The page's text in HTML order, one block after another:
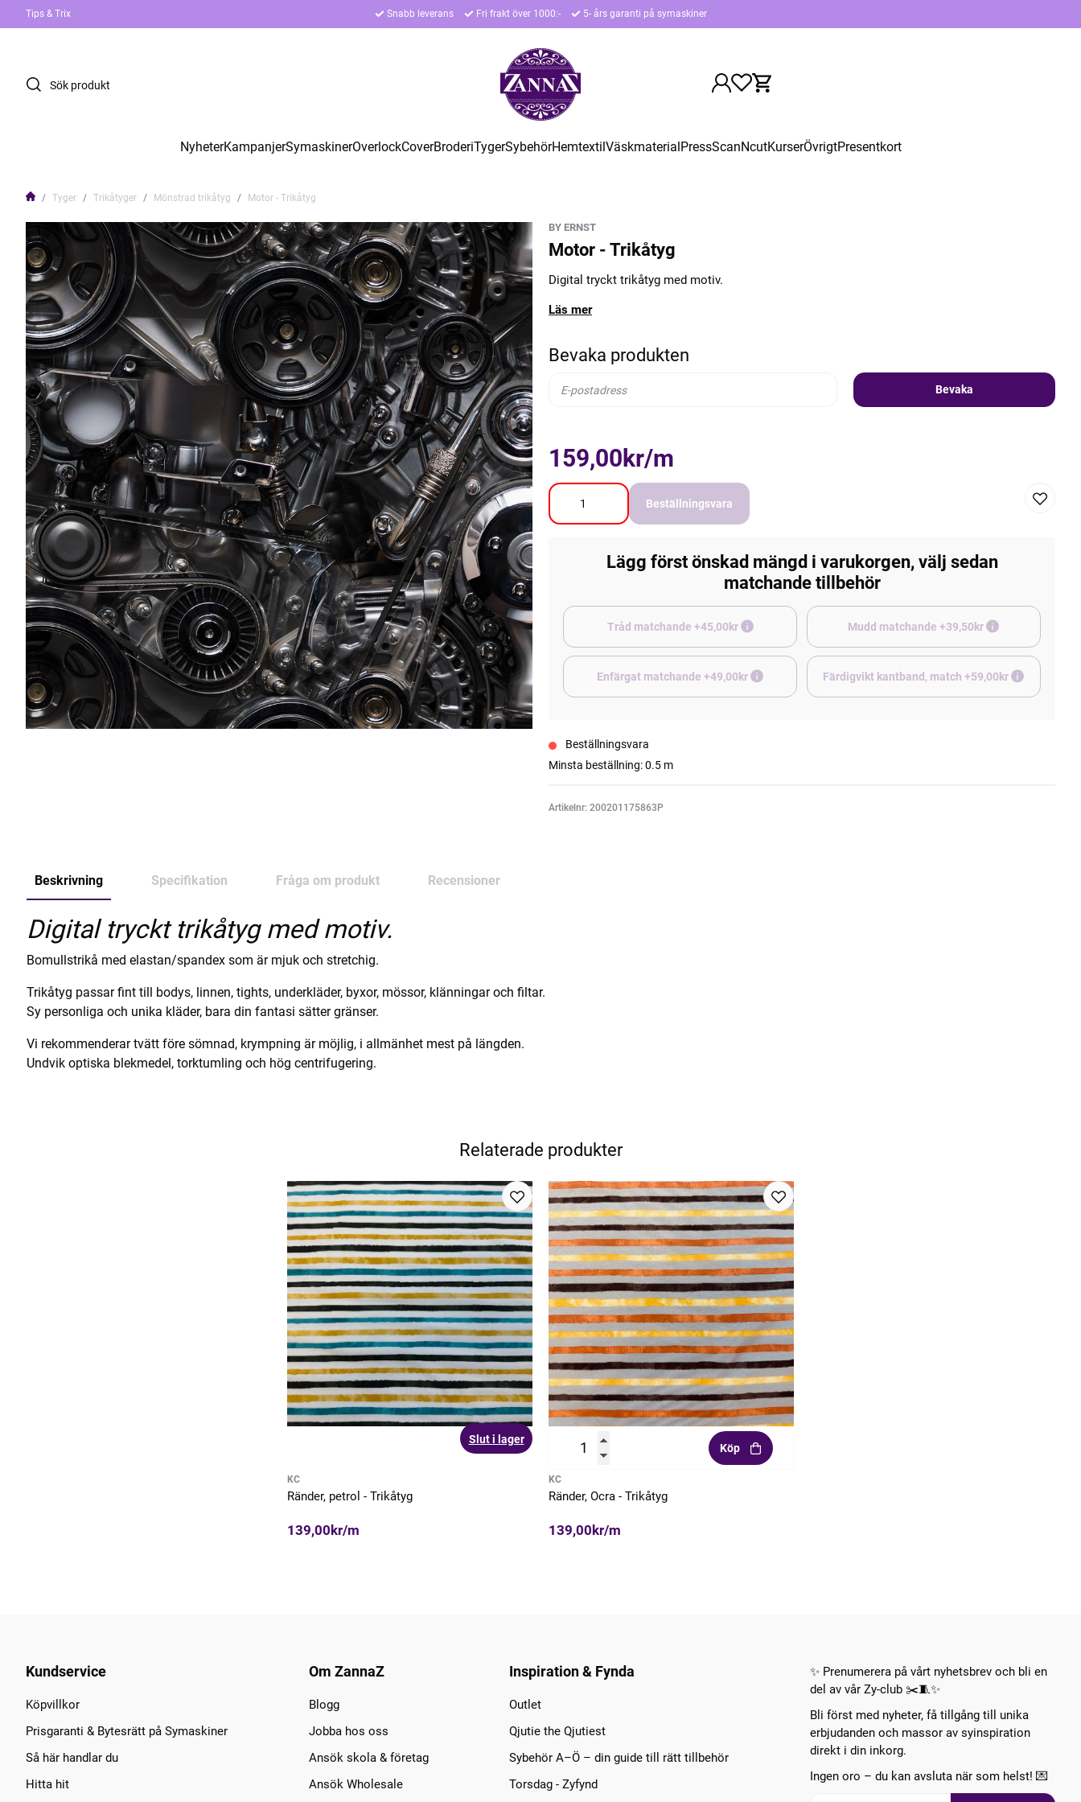
Tips & Trix Snabb leverans Fri frakt över 1000:- 5- års garanti på symaskiner
NyheterKampanjerSymaskinerOverlockCoverBroderiTygerSybehörHemtextilVäskmaterialPressScanNcutKurserÖvrigtPresentkort
Tyger Trikåtyger Mönstrad trikåtyg Motor - Trikåtyg
BY ERNST
Motor - Trikåtyg
Digital tryckt trikåtyg med motiv.
Läs mer
Bevaka produkten
Bevaka
159,00kr/m
Beställningsvara
Lägg först önskad mängd i varukorgen, välj sedan
matchande tillbehör
Tråd matchande +45,00kr Mudd matchande +39,50kr
Enfärgat matchande +49,00kr Färdigvikt kantband, match +59,00kr
Beställningsvara
Minsta beställning: 0.5 m
Artikelnr: 200201175863P
Beskrivning Specifikation Fråga om produkt Recensioner
Digital tryckt trikåtyg med motiv.
Bomullstrikå med elastan/spandex som är mjuk och stretchig.
Trikåtyg passar fint till bodys, linnen, tights, underkläder, byxor, mössor, klänningar och filtar.
Sy personliga och unika kläder, bara din fantasi sätter gränser.
Vi rekommenderar tvätt före sömnad, krympning är möjlig, i allmänhet mest på längden.
Undvik optiska blekmedel, torktumling och hög centrifugering.
Relaterade produkter
Slut i lager
KC
Ränder, petrol - Trikåtyg
139,00kr/m
Köp
KC
Ränder, Ocra - Trikåtyg
139,00kr/m
Kundservice
Köpvillkor
Prisgaranti & Bytesrätt på Symaskiner
Så här handlar du
Hitta hit
Om ZannaZ
Blogg
Jobba hos oss
Ansök skola & företag
Ansök Wholesale
Inspiration & Fynda
Outlet
Qjutie the Qjutiest
Sybehör A–Ö – din guide till rätt tillbehör
Torsdag - Zyfynd
✨ Prenumerera på vårt nyhetsbrev och bli en
del av vår Zy-club ✂️🧵✨
Bli först med nyheter, få tillgång till unika
erbjudanden och massor av syinspiration
direkt i din inkorg.
Ingen oro – du kan avsluta när som helst! 💌